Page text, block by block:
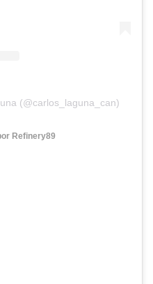
(@carlos_laguna_can)
Refinery89